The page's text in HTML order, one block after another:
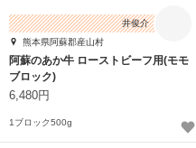
井俊介
熊本県阿蘇郡産山村
阿蘇のあか牛 ローストビーフ用(モモ
ブロック)
6,480円
1ブロック500g